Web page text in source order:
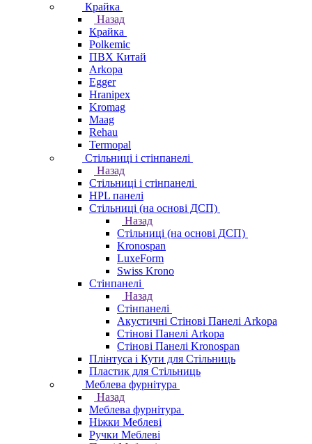
Крайка
Назад
Крайка
Polkemic
ПВХ Китай
Arkopa
Egger
Hranipex
Kromag
Maag
Rehau
Termopal
Стільниці і стінпанелі
Назад
Стільниці і стінпанелі
HPL панелі
Стільниці (на основі ДСП)
Назад
Стільниці (на основі ДСП)
Kronospan
LuxeForm
Swiss Krono
Стінпанелі
Назад
Стінпанелі
Акустичні Стінові Панелі Аrkopa
Стінові Панелі Arkopa
Стінові Панелі Kronospan
Плінтуса і Кути для Стільниць
Пластик для Стільниць
Меблева фурнітура
Назад
Меблева фурнітура
Ніжки Меблеві
Ручки Меблеві